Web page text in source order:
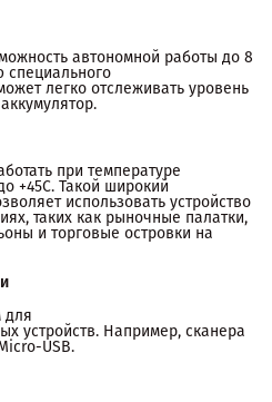
автономной работы до 8
специального
легко отслеживать уровень
при температуре
+45С. Такой широкий
использовать устройство
таких как рыночные палатки,
и торговые островки на
для
устройств. Например, сканера
USB.